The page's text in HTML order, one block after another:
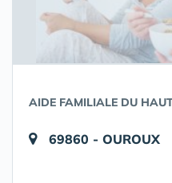
AIDE FAMILIALE DU
69860 - OUROUX